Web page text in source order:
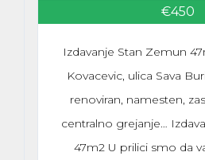
€450
Izdavanje Stan Zemun
Kovacevic, ulica Sava
renoviran, namesten,
centralno grejanje…
47m2 U prilici smo da